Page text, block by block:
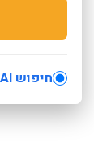
חיפוש AI